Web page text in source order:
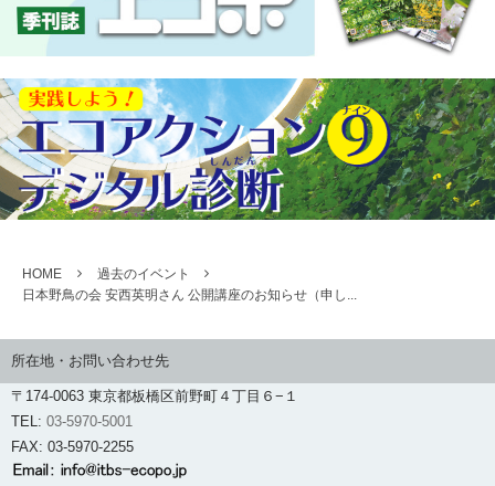
HOME
過去のイベント
日本野鳥の会 安西英明さん 公開講座のお知らせ（申し...
所在地・お問い合わせ先
〒174-0063 東京都板橋区前野町４丁目６−１
TEL: 03-5970-5001
FAX: 03-5970-2255